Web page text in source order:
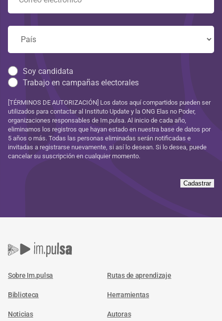
Soy candidata
Trabajo en campañas electorales
[TÉRMINOS DE AUTORIZACIÓN] Los datos aquí compartidos pueden ser
utilizados para contactar al Instituto Update y la ONG Elas no Poder,
organizaciones responsables de Im.pulsa. Al inicio de cada año,
eliminamos los registros que hayan estado en nuestra base de datos por
5 años o más. Todas las personas eliminadas serán notificadas e
invitadas a registrarse nuevamente, si así lo desean. Si lo desea, puede
cancelar su suscripción en cualquier momento.
Cadastrar
Sobre Im.pulsa Rutas de aprendizaje
Biblioteca Herramientas
Noticias Autoras